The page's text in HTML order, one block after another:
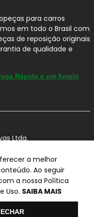
mais tempo.
portfólio com
para o
Instalação
Pastilhas
das
especializado
de
de freio(empeno,
adequada nos
para carros
em todo o Brasil com
de reposição originais
de qualidade e
Rápida e um Amplo
Ltda.
480.
para compras via
Física e Televendas.
dados.
a melhor
Ao seguir
a nossa Política
Uso. SAIBA MAIS